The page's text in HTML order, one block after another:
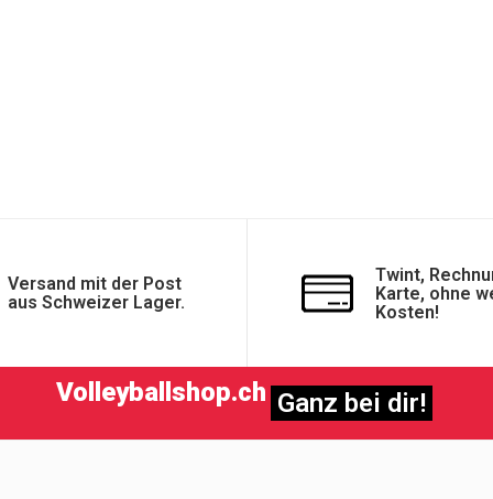
Versand mit der Post
aus Schweizer Lager.
Twint,
Karte, ohne
Kosten!
Volleyballshop.ch Ganz bei dir!